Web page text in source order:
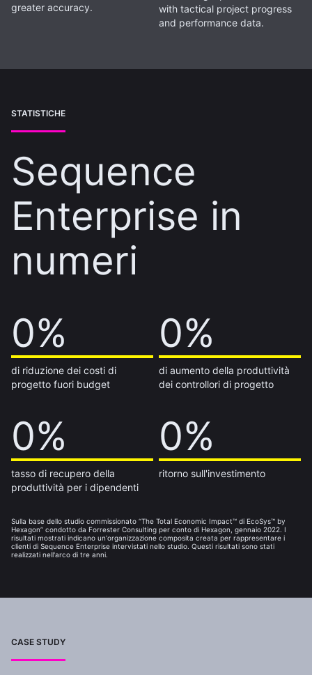
greater accuracy.
with tactical project progress
and performance data.
STATISTICHE
Sequence
Enterprise in
numeri
0%
20%
di riduzione dei costi di
progetto fuori budget
0%
25%
di aumento della produttività
dei controllori di progetto
0%
50%
tasso di recupero della
produttività per i dipendenti
0%
85%
ritorno sull'investimento
Sulla base dello studio commissionato “The Total Economic Impact™ di EcoSys™ by
Hexagon” condotto da Forrester Consulting per conto di Hexagon, gennaio 2022. I
risultati mostrati indicano un'organizzazione composita creata per rappresentare i
clienti di Sequence Enterprise intervistati nello studio. Questi risultati sono stati
realizzati nell'arco di tre anni.
CASE STUDY